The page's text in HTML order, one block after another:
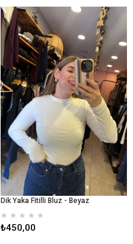
Dik Yaka Fitilli Bluz - Beyaz
★ ★ ★ ★ ★
₺450,00